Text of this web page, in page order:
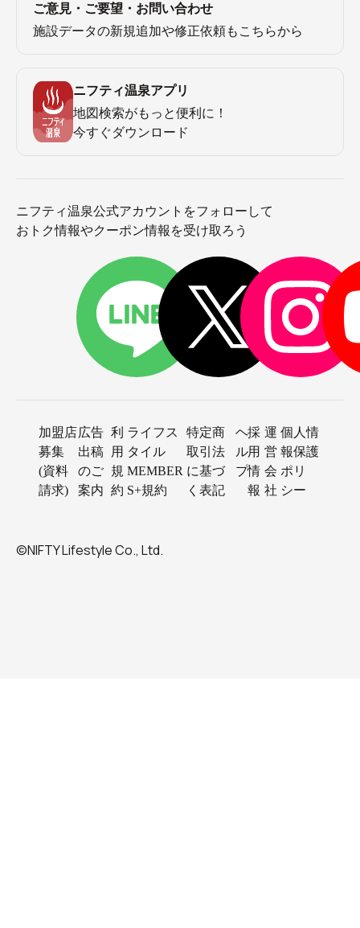
ご意見・ご要望・お問い合わせ
施設データの新規追加や修正依頼もこちらから
ニフティ温泉アプリ
地図検索がもっと便利に！
今すぐダウンロード
ニフティ温泉公式アカウントをフォローして
おトク情報やクーポン情報を受け取ろう
加盟店
募集
(資料
請求)
広告
出稿
のご
案内
利
用
規
約
ライフス
タイル
MEMBER
S+規約
特定商
取引法
に基づ
く表記
ヘ
ル
プ
採
用
情
報
運
営
会
社
個人情
報保護
ポリ
シー
©NIFTY Lifestyle Co., Ltd.